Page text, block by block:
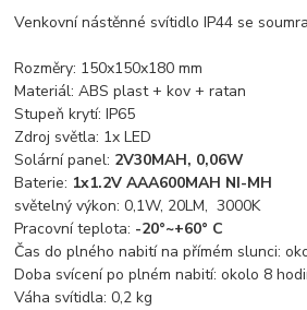
Venkovní nástěnné svítidlo IP44 se
Rozměry: 150x150x180 mm
Materiál: ABS plast + kov + ratan
Stupeň krytí: IP65
Zdroj světla: 1x LED
Solární panel: 2V30MAH, 0,06W
Baterie: 1x1.2V AAA600MAH NI-MH
světelný výkon: 0,1W, 20LM, 3000K
Pracovní teplota: -20°~+60° C
Čas do plného nabití na přímém slunci:
Doba svícení po plném nabití: okolo 8
Váha svítidla: 0,2 kg